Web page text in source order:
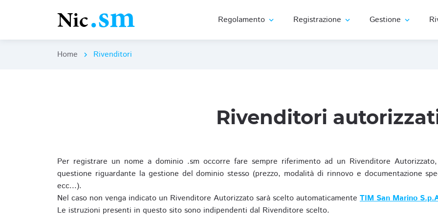
Regolamento expand_more Registrazione expand_more Gestione expand_more
Home chevron_right Rivenditori
Rivenditori
Per registrare un nome a dominio .sm occorre fare sempre riferimento ad un Rivenditore
questione riguardante la gestione del dominio stesso (prezzo, modalità di rinnovo e documentazione
ecc...).
Nel caso non venga indicato un Rivenditore Autorizzato sarà scelto automaticamente TIM San Marino
Le istruzioni presenti in questo sito sono indipendenti dal Rivenditore scelto.